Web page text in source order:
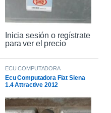
Inicia sesión o regístrate
para ver el precio
ECU COMPUTADORA
Ecu Computadora Fiat Siena
1.4 Attractive 2012